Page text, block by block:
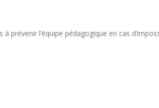
prévenir l’équipe pédagogique en cas